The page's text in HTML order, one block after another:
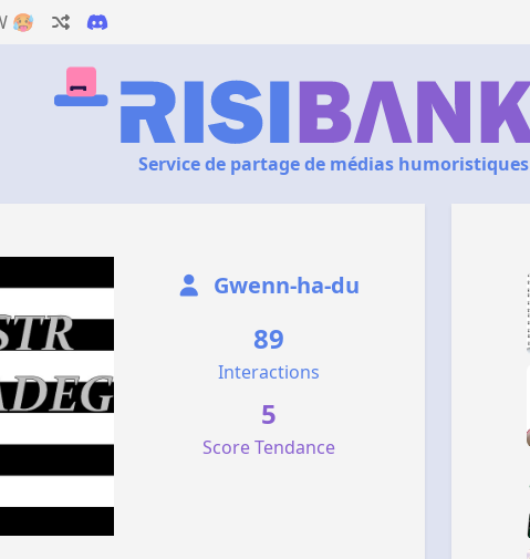
🥵
Service de partage de médias humoristiques
Gwenn-ha-du
89
Interactions
5
Score Tendance